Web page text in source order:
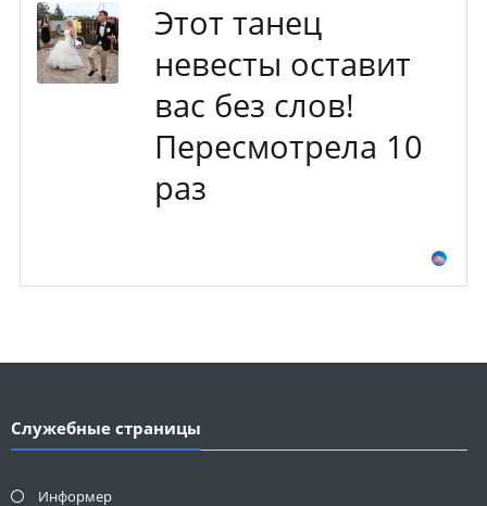
Этот танец
невесты оставит
вас без слов!
Пересмотрела 10
раз
Служебные страницы
Информер